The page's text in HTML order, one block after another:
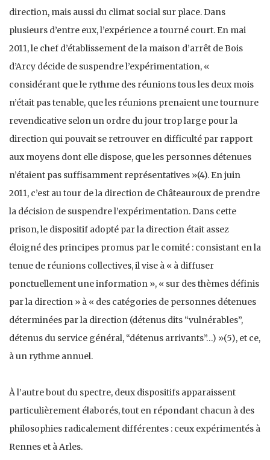
direction, mais aussi du climat social sur place. Dans
plusieurs d’entre eux, l’expérience a tourné court. En mai
2011, le chef d’établissement de la maison d’arrêt de Bois
d’Arcy décide de suspendre l’expérimentation, «
considérant que le rythme des réunions tous les deux mois
n’était pas tenable, que les réunions prenaient une tournure
revendicative selon un ordre du jour trop large pour la
direction qui pouvait se retrouver en difficulté par rapport
aux moyens dont elle dispose, que les personnes détenues
n’étaient pas suffisamment représentatives »(4). En juin
2011, c’est au tour de la direction de Châteauroux de prendre
la décision de suspendre l’expérimentation. Dans cette
prison, le dispositif adopté par la direction était assez
éloigné des principes promus par le comité : consistant en la
tenue de réunions collectives, il vise à « à diffuser
ponctuellement une information », « sur des thèmes définis
par la direction » à « des catégories de personnes détenues
déterminées par la direction (détenus dits “vulnérables”,
détenus du service général, “détenus arrivants”…) »(5), et ce,
à un rythme annuel.
À l’autre bout du spectre, deux dispositifs apparaissent
particulièrement élaborés, tout en répondant chacun à des
philosophies radicalement différentes : ceux expérimentés à
Rennes et à Arles.